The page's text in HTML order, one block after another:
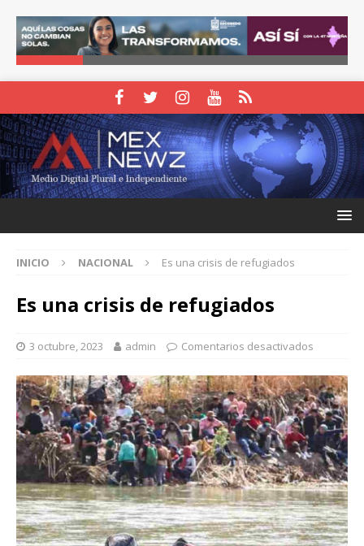
INICIO NACIONAL Es una crisis de refugiados
Es una crisis de refugiados
3 octubre, 2023 admin Comentarios desactivados